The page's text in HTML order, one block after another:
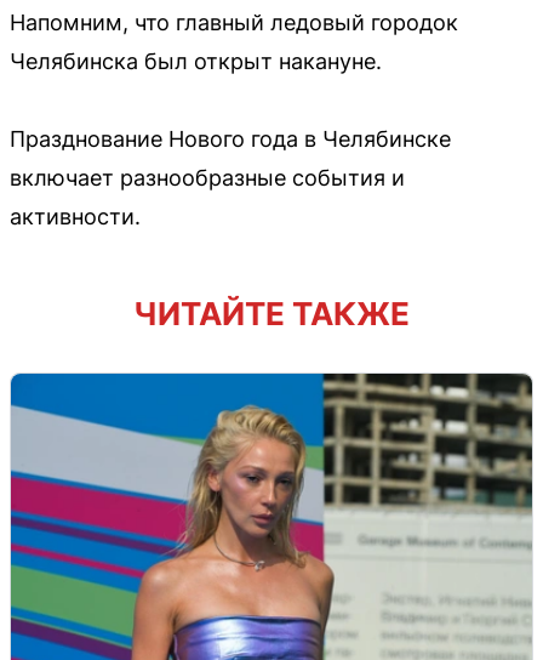
Напомним, что главный ледовый городок
Челябинска был открыт накануне.
Празднование Нового года в Челябинске
включает разнообразные события и
активности.
ЧИТАЙТЕ ТАКЖЕ